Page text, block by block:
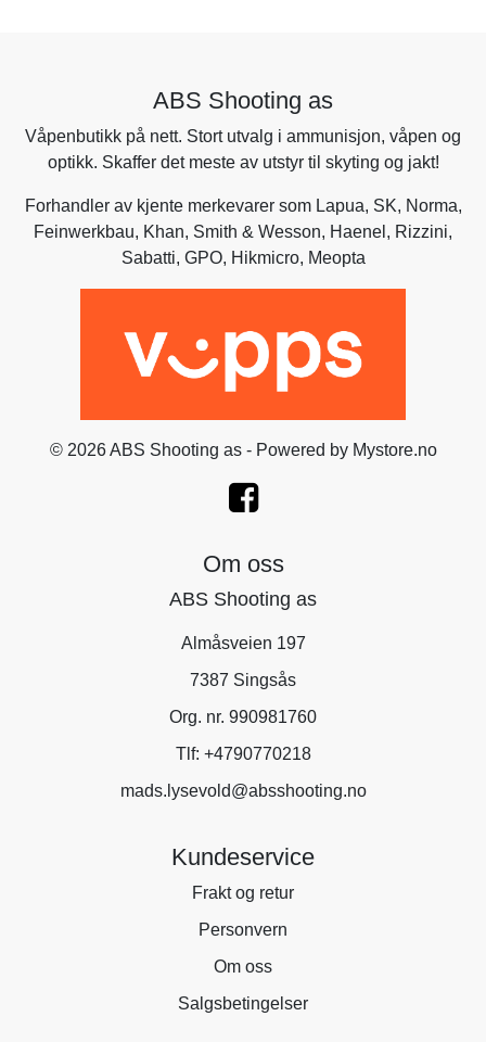
ABS Shooting as
Våpenbutikk på nett. Stort utvalg i ammunisjon, våpen og
optikk. Skaffer det meste av utstyr til skyting og jakt!
Forhandler av kjente merkevarer som Lapua, SK, Norma,
Feinwerkbau, Khan, Smith & Wesson, Haenel , Rizzini,
Sabatti, GPO, Hikmicro, Meopta
© 2026 ABS Shooting as - Powered by Mystore.no
Om oss
ABS Shooting as
Almåsveien 197
7387 Singsås
Org. nr. 990981760
Tlf: +4790770218
mads.lysevold@absshooting.no
Kundeservice
Frakt og retur
Personvern
Om oss
Salgsbetingelser